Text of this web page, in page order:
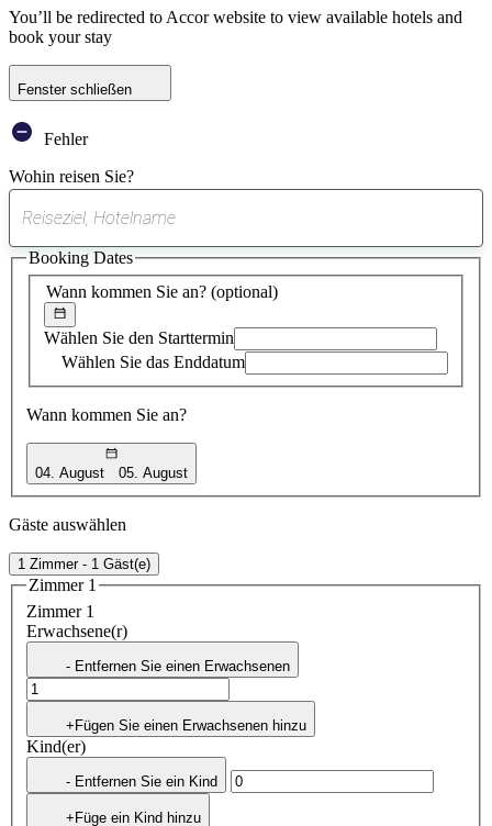
You’ll be redirected to Accor website to view available hotels and
book your stay
Fenster schließen
Fehler
Wohin reisen Sie?
gefundener
Vorschlag
Wann kommen Sie an? (optional)
Wählen Sie den Starttermin
Wählen Sie das Enddatum
Wann kommen Sie an?
04. August 05. August
Booking Dates
Gäste auswählen
1 Zimmer - 1 Gäst(e)
Zimmer 1
Zimmer 1
Erwachsene(r)
- Entfernen Sie einen Erwachsenen
+Fügen Sie einen Erwachsenen hinzu
Kind(er)
- Entfernen Sie ein Kind
+Füge ein Kind hinzu